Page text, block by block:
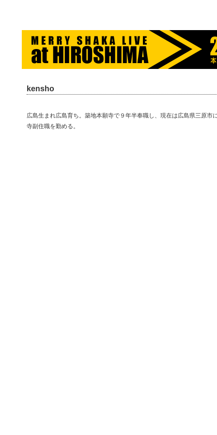
kensho
広島生まれ広島育ち。築地本願寺で９年半奉職し、現在は広島県三原市
寺副住職を勤める。